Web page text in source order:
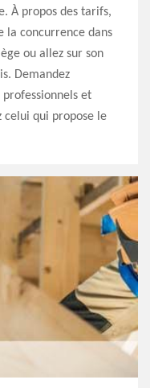
À propos des tarifs,
la concurrence dans
ou allez sur son
Demandez
et
celui qui propose le